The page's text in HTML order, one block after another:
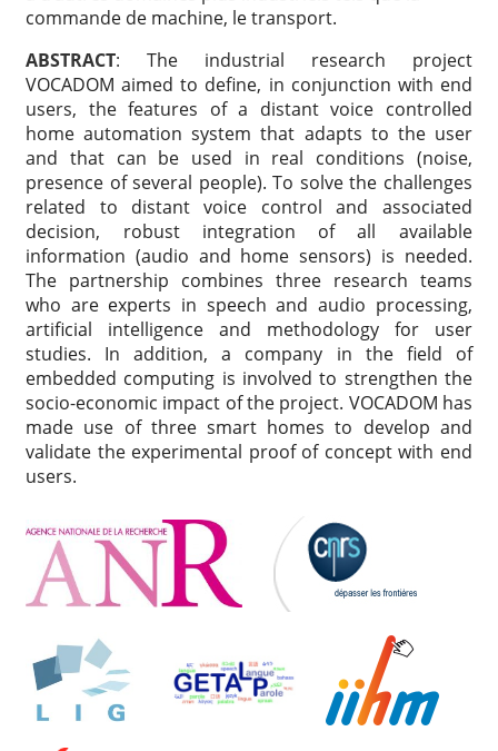
commande de machine, le transport.
ABSTRACT:The industrial research project
VOCADOM aimed to define, in conjunction with end
users, the features of a distant voice controlled
home automation system that adapts to the user
and that can be used in real conditions (noise,
presence of several people). To solve the challenges
related to distant voice control and associated
decision, robust integration of all available
information (audio and home sensors) is needed.
The partnership combines three research teams
who are experts in speech and audio processing,
artificial intelligence and methodology for user
studies. In addition, a company in the field of
embedded computing is involved to strengthen the
socio-economic impact of the project. VOCADOM has
made use of three smart homes to develop and
validate the experimental proof of concept with end
users.